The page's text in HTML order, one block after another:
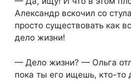
Александр вскочил со
просто существовать как
дело жизни!
— Дело жизни? — Ольга
пока ты его ищешь, кто-то